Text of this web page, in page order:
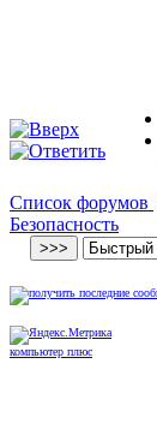
Список форумов
Безопасность
компьютер плюс